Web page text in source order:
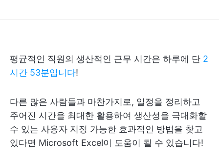
평균적인 직원의 생산적인 근무 시간은 하루에 단 2
시간 53분입니다!
다른 많은 사람들과 마찬가지로, 일정을 정리하고
주어진 시간을 최대한 활용하여 생산성을 극대화할
수 있는 사용자 지정 가능한 효과적인 방법을 찾고
있다면 Microsoft Excel이 도움이 될 수 있습니다!